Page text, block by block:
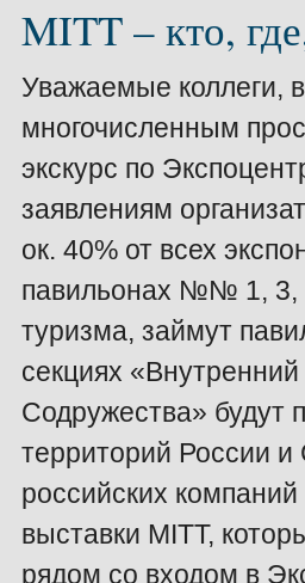
MITT – кто,
Уважаемые коллеги,
многочисленным
экскурс по
заявлениям
ок. 40% от всех
павильонах №№ 1, 3,
туризма, займут
секциях
Содружества» будут
территорий России
российских
выставки MITT,
рядом со входом в